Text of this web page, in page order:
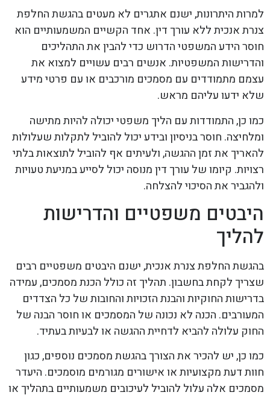
למרות היתרונות, ישנם אתגרים לא מעטים בהגשת החלפת
צנרת אנכית ללא עורך דין. אחד הקשיים המשמעותיים הוא
חוסר הידע המשפטי הדרוש כדי להבין את התהליכים
והדרישות המשפטיות. אנשים רבים עשויים למצוא את
עצמם מתמודדים עם מסמכים מורכבים או עם פרטי מידע
שלא ידעו עליהם מראש.
כמו כן, התמודדות עם הליך משפטי יכולה להיות מתישה
ומלחיצה. חוסר בניסיון ובידע יכול להוביל לתקלות שעלולות
להאריך את זמן ההגשה, ולעיתים אף להוביל לתוצאות בלתי
רצויות. קיומו של עורך דין מנוסה יכול לסייע במניעת טעויות
ולהגביר את הסיכוי להצלחה.
היבטים משפטיים והדרישות
להליך
בהגשת החלפת צנרת אנכית, ישנם היבטים משפטיים רבים
שצריך לקחת בחשבון. תהליך זה כולל הכנת מסמכים, עמידה
בדרישות החוקיות והבנת הזכויות והחובות של כל הצדדים
המעורבים. הכנה לא נכונה של המסמכים או חוסר הבנה של
החוק עלולה להביא לדחיית ההגשה או לבעיות בעתיד.
כמו כן, יש להכיר את הצורך בהגשת מסמכים נוספים, כגון
חוות דעת מקצועיות או אישורים מגורמים מוסמכים. היעדר
מסמכים אלה עלול להוביל לעיכובים משמעותיים בתהליך או